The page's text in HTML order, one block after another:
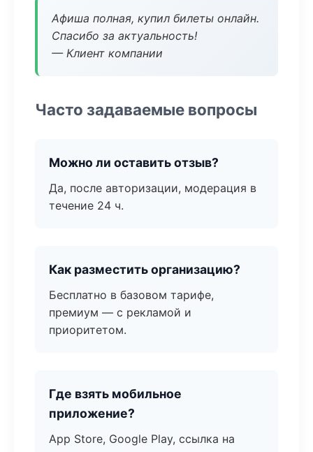
Афиша полная, купил билеты онлайн.
Спасибо за актуальность!
— Клиент компании
Часто задаваемые вопросы
Можно ли оставить отзыв?
Да, после авторизации, модерация в
течение 24 ч.
Как разместить организацию?
Бесплатно в базовом тарифе,
премиум — с рекламой и
приоритетом.
Где взять мобильное
приложение?
App Store, Google Play, ссылка на